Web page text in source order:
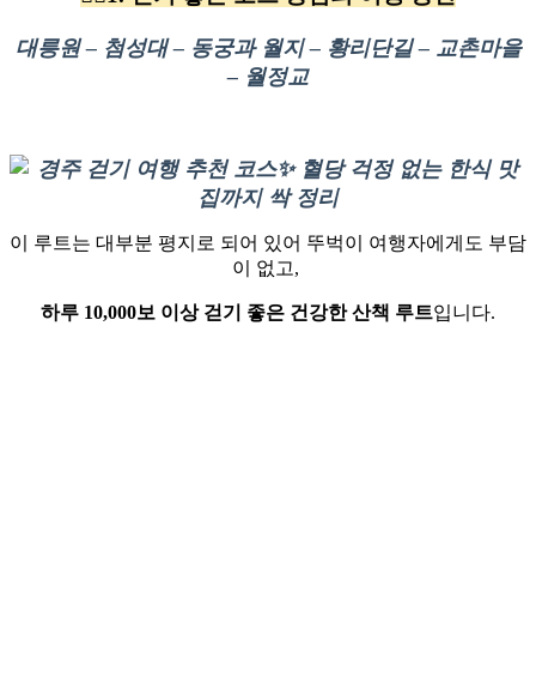
대릉원 – 첨성대 – 동궁과 월지 – 황리단길 – 교촌마을
– 월정교
이 루트는 대부분 평지로 되어 있어 뚜벅이 여행자에게도 부담
이 없고,
하루 10,000보 이상 걷기 좋은 건강한 산책 루트입니다.